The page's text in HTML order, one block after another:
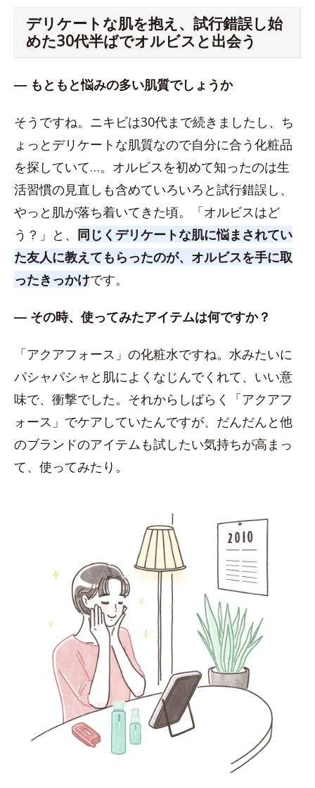
デリケートな肌を抱え、試行錯誤し始
めた30代半ばでオルビスと出会う
― もともと悩みの多い肌質でしょうか
そうですね。ニキビは30代まで続きましたし、ち
ょっとデリケートな肌質なので自分に合う化粧品
を探していて…。オルビスを初めて知ったのは生
活習慣の見直しも含めていろいろと試行錯誤し、
やっと肌が落ち着いてきた頃。「オルビスはど
う？」と、 同じくデリケートな肌に悩まされてい
た友人に教えてもらったのが、オルビスを手に取
ったきっかけです。
― その時、使ってみたアイテムは何ですか？
「アクアフォース」の化粧水ですね。水みたいに
パシャパシャと肌によくなじんでくれて、いい意
味で、衝撃でした。それからしばらく「アクアフ
ォース」でケアしていたんですが、だんだんと他
のブランドのアイテムも試したい気持ちが高まっ
て、使ってみたり。